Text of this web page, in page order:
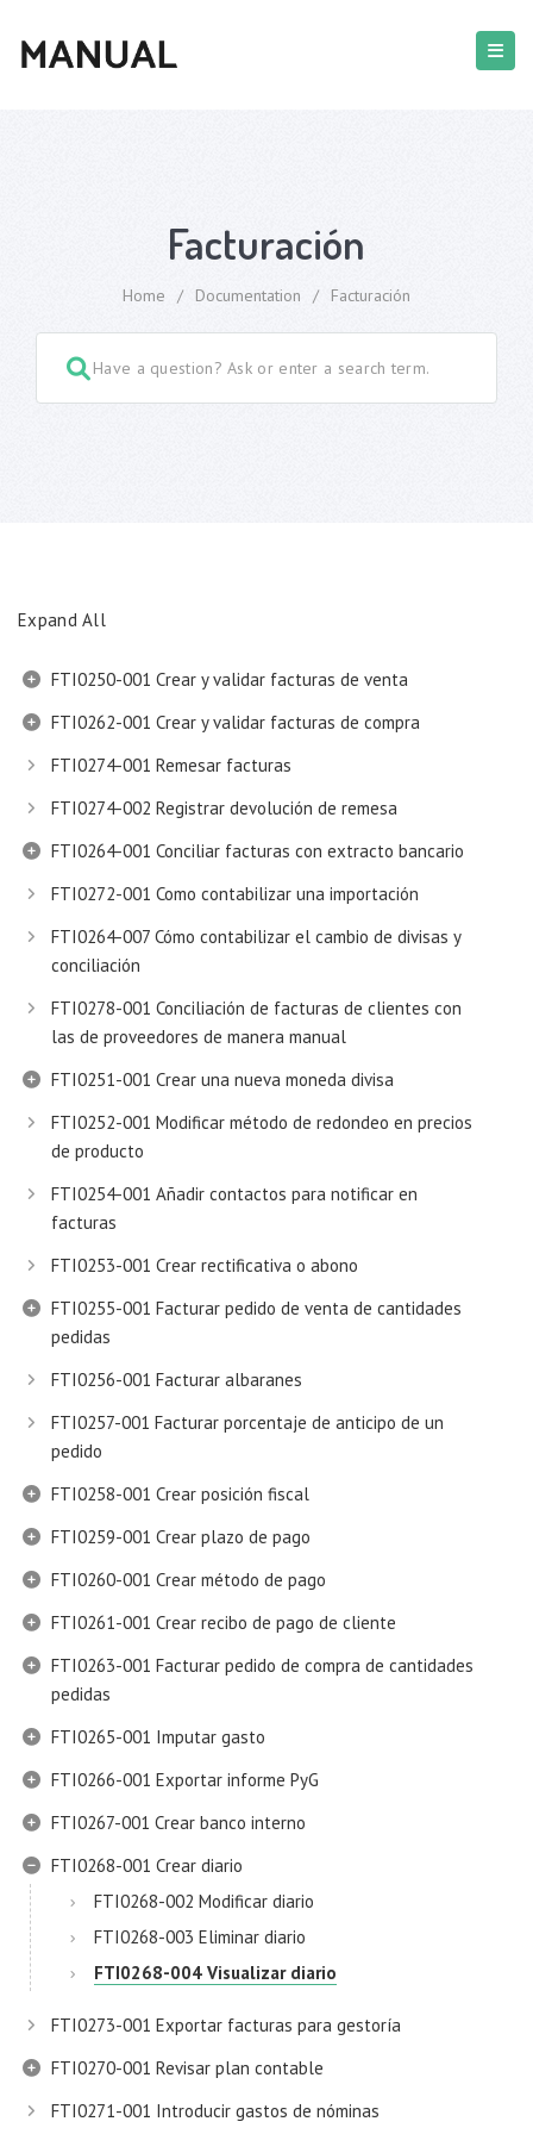
Facturación
Home / Documentation / Facturación
Expand All
FTI0250-001 Crear y validar facturas de venta
FTI0262-001 Crear y validar facturas de compra
FTI0274-001 Remesar facturas
FTI0274-002 Registrar devolución de remesa
FTI0264-001 Conciliar facturas con extracto bancario
FTI0272-001 Como contabilizar una importación
FTI0264-007 Cómo contabilizar el cambio de divisas y
conciliación
FTI0278-001 Conciliación de facturas de clientes con
las de proveedores de manera manual
FTI0251-001 Crear una nueva moneda divisa
FTI0252-001 Modificar método de redondeo en precios
de producto
FTI0254-001 Añadir contactos para notificar en
facturas
FTI0253-001 Crear rectificativa o abono
FTI0255-001 Facturar pedido de venta de cantidades
pedidas
FTI0256-001 Facturar albaranes
FTI0257-001 Facturar porcentaje de anticipo de un
pedido
FTI0258-001 Crear posición fiscal
FTI0259-001 Crear plazo de pago
FTI0260-001 Crear método de pago
FTI0261-001 Crear recibo de pago de cliente
FTI0263-001 Facturar pedido de compra de cantidades
pedidas
FTI0265-001 Imputar gasto
FTI0266-001 Exportar informe PyG
FTI0267-001 Crear banco interno
FTI0268-001 Crear diario
FTI0268-002 Modificar diario
FTI0268-003 Eliminar diario
FTI0268-004 Visualizar diario
FTI0273-001 Exportar facturas para gestoría
FTI0270-001 Revisar plan contable
FTI0271-001 Introducir gastos de nóminas